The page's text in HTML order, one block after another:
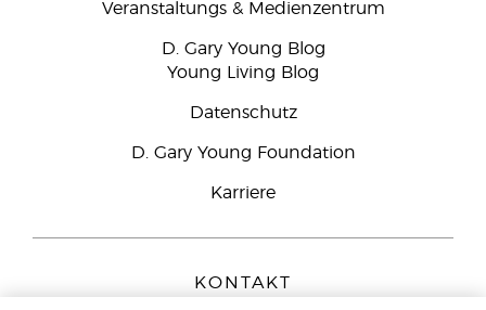
Veranstaltungs & Medienzentrum
D. Gary Young Blog
Young Living Blog
Datenschutz
D. Gary Young Foundation
Karriere
KONTAKT